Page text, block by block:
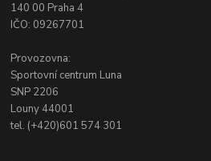
140 00 Praha 4
IČO: 09267701
Provozovna:
Sportovní centrum Luna
SNP 2206
Louny 44001
tel. (+420)601 574 301